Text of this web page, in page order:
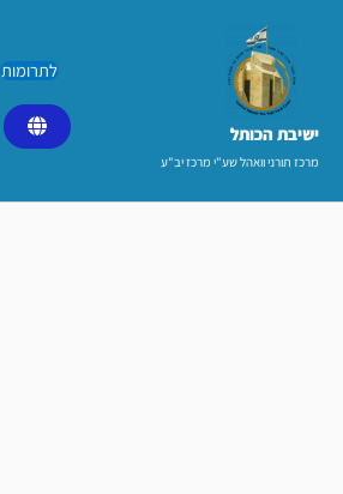
ישיבת הכותל​
מרכז תורני וואהל שע"י מרכז יב"ע
לתרומות